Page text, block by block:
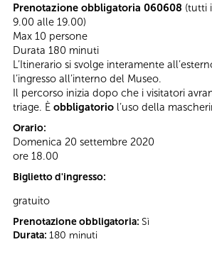
Prenotazione obbligatoria 060608 (tutti
9.00 alle 19.00)
Max 10 persone
Durata 180 minuti
L’Itinerario si svolge interamente
l’ingresso all’interno del Museo.
Il percorso inizia dopo che i visitatori
triage. È obbligatorio l’uso della
Orario:
Domenica 20 settembre 2020
ore 18.00
Biglietto d'ingresso:
gratuito
Prenotazione obbligatoria: Sì
Durata: 180 minuti